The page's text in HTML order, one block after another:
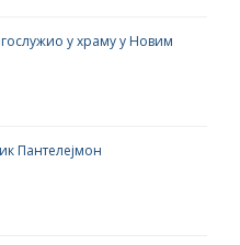
у храму у Новим
Пантелејмон